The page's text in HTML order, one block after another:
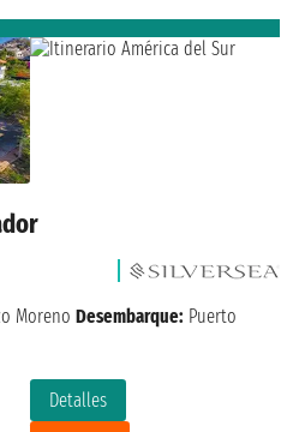
Detalles
Moreno Desembarque: Puerto